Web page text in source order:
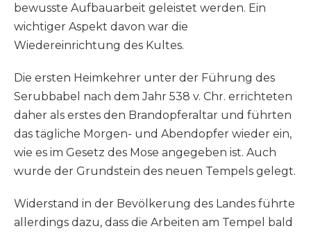
bewusste Aufbauarbeit geleistet werden. Ein
wichtiger Aspekt davon war die
Wiedereinrichtung des Kultes.
Die ersten Heimkehrer unter der Führung des
Serubbabel nach dem Jahr 538 v. Chr. errichteten
daher als erstes den Brandopferaltar und führten
das tägliche Morgen- und Abendopfer wieder ein,
wie es im Gesetz des Mose angegeben ist. Auch
wurde der Grundstein des neuen Tempels gelegt.
Widerstand in der Bevölkerung des Landes führte
allerdings dazu, dass die Arbeiten am Tempel bald